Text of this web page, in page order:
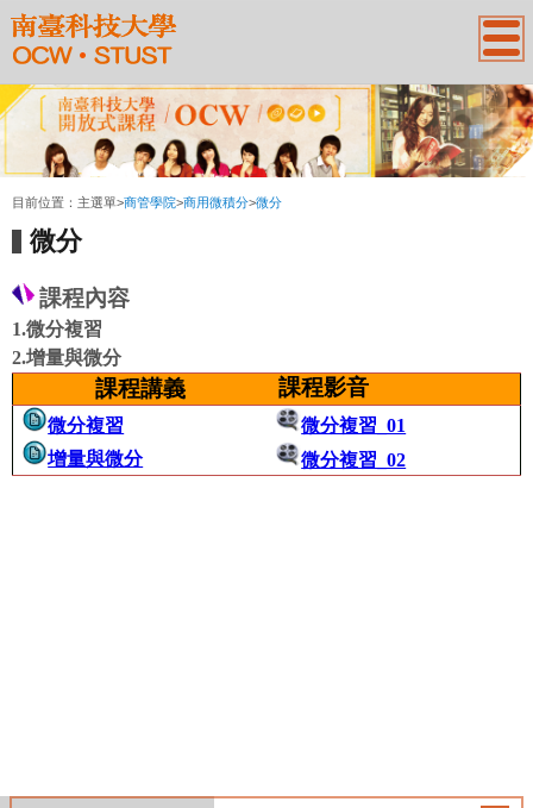
:::
目前位置： 主選單>商管學院>商用微積分>微分
微分
課程內容
1.微分複習
2.增量與微分
課程講義 課程影音
微分複習
增量與微分
微分複習_01
微分複習_02